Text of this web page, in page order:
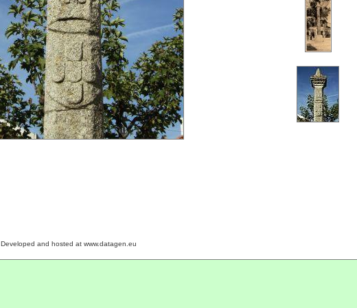
Developed and hosted at www.datagen.eu